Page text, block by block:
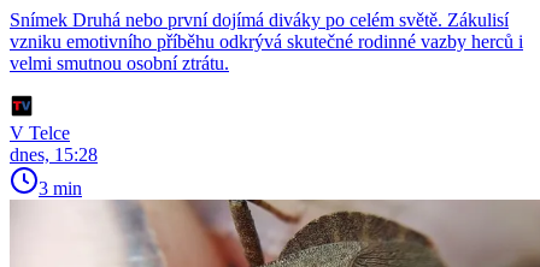
Snímek Druhá nebo první dojímá diváky po celém světě. Zákulisí
vzniku emotivního příběhu odkrývá skutečné rodinné vazby herců i
velmi smutnou osobní ztrátu.
V Telce
dnes, 15:28
3 min